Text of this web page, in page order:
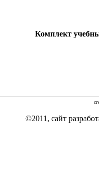
Комплект
©2011, сайт